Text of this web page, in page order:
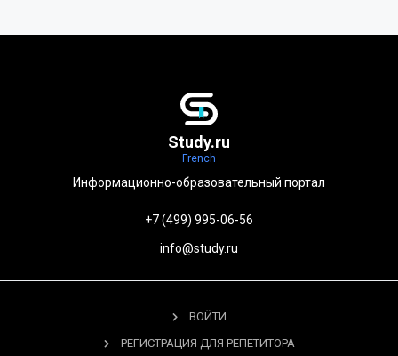
Study.ru
French
Информационно-образовательный портал
+7 (499) 995-06-56
info@study.ru
ВОЙТИ
РЕГИСТРАЦИЯ ДЛЯ РЕПЕТИТОРА